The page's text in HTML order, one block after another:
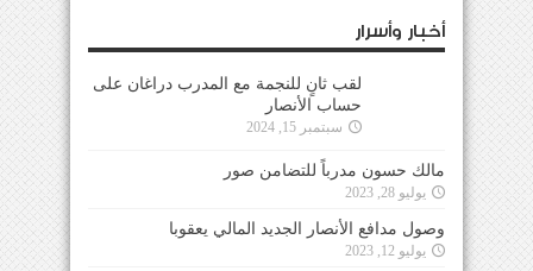
أخبار وأسرار
لقب ثانٍ للنجمة مع المدرب دراغان على
حساب الأنصار
سبتمبر 15, 2024
مالك حسون مدرباً للتضامن صور
يوليو 28, 2023
وصول مدافع الأنصار الجديد المالي يعقوبا
يوليو 12, 2023